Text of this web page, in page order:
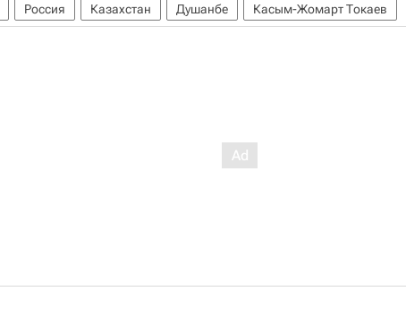
Россия Казахстан Душанбе Касым-Жомарт Токаев